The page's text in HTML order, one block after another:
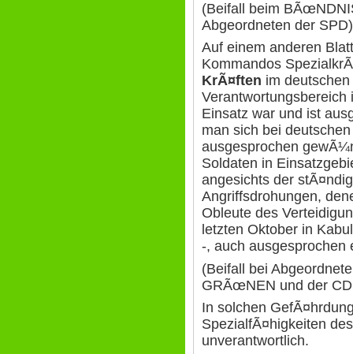
(Beifall beim
Abgeordneten der SPD)
Auf einem anderen
Kommandos
KrÃ¤ften im
Verantwortungsbereich
Einsatz war und ist
man sich bei
ausgesprochen
Soldaten in
angesichts der
Angriffsdrohungen,
Obleute des
letzten Oktober in
-, auch ausgesprochen
(Beifall bei
GRÃœNEN und der
In solchen
SpezialfÃ¤higkeiten
unverantwortlich.